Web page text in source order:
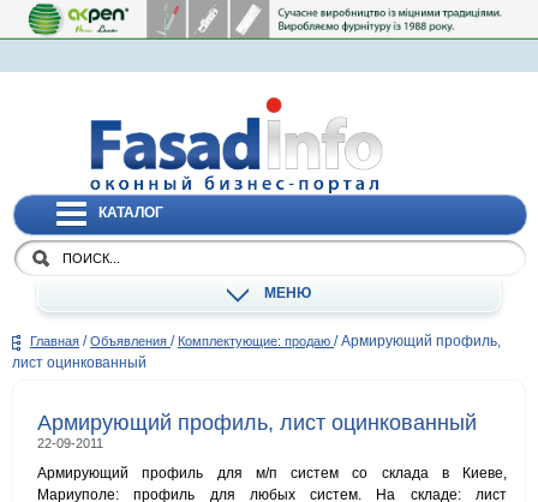
КАТАЛОГ
МЕНЮ
Главная / Объявления / Комплектующие: продаю / Армирующий профиль,
лист оцинкованный
Армирующий профиль, лист оцинкованный
22-09-2011
Армирующий профиль для м/п систем со склада в Киеве,
Мариуполе: профиль для любых систем. На складе: лист